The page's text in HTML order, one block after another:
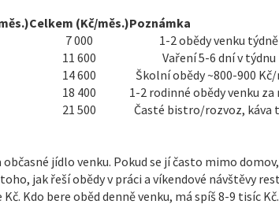
Celkem (Kč/měs.)Poznámka
7 000
1-2 obědy venku týdně
11 600
Vaření 5-6 dní v týdnu
14 600
Školní obědy ~800-900 Kč/
18 400
1-2 rodinné obědy venku za
21 500 Časté bistro/rozvoz, káva
jídlo venku. Pokud se jí často mimo
jak řeší obědy v práci a víkendové návštěvy
Kdo bere oběd denně venku, má spíš 8-9 tisíc Kč.